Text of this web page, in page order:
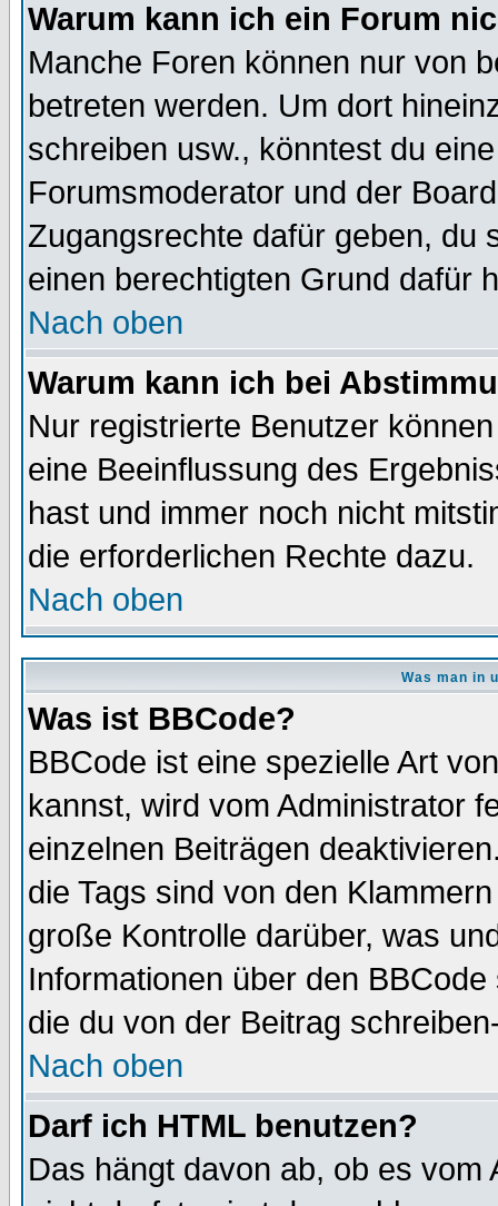
Warum kann ich ein Forum
Manche Foren können nur von
betreten werden. Um dort
schreiben usw., könntest du
Forumsmoderator und der
Zugangsrechte dafür geben, du
einen berechtigten Grund dafür
Nach oben
Warum kann ich bei
Nur registrierte Benutzer
eine Beeinflussung des
hast und immer noch nicht
die erforderlichen Rechte dazu.
Nach oben
Was man in
Was ist BBCode?
BBCode ist eine spezielle Art
kannst, wird vom Administrator
einzelnen Beiträgen
die Tags sind von den
große Kontrolle darüber, was
Informationen über den
die du von der Beitrag
Nach oben
Darf ich HTML benutzen?
Das hängt davon ab, ob es